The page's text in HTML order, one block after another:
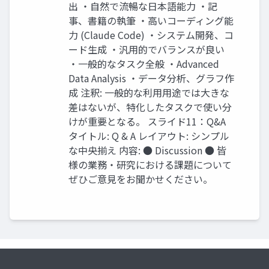
出 ・自然で流暢な日本語能力 ・記
事、書籍の執筆 ・高いコーディング能
力 (Claude Code) ・システム開発、コ
ード生成 ・汎用的でバランスが良い
・一般的なタスク全般 ・Advanced
Data Analysis ・データ分析、グラフ作
成 注釈: 一般的な利用用途では大きな
差はないが、特化したタスクで使い分
けが重要となる。 スライド11：Q&A
タイトル: Q & A レイアウト: シンプル
な中央揃え 内容: ●​ Discussion ●​ 皆
様の業務・研究における課題について
ぜひご意見をお聞かせください。